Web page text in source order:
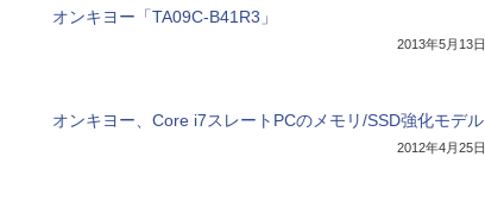
オンキヨー「TA09C-B41R3」
2013年5月13日
オンキヨー、Core i7スレートPCのメモリ/SSD強化モデル
2012年4月25日